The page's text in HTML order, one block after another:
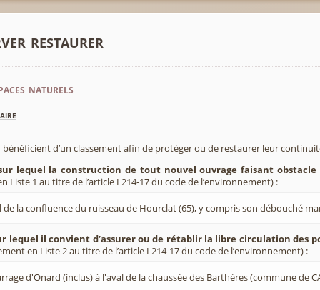
restaurer
naturels
bénéficient d’un classement afin de protéger ou de restaurer leur
lequel la construction de tout nouvel ouvrage faisant
Liste 1 au titre de l’article L214-17 du code de l’environnement) :
de la confluence du ruisseau de Hourclat (65), y compris son débouché
lequel il convient d’assurer ou de rétablir la libre circulation des
en Liste 2 au titre de l’article L214-17 du code de l’environnement) :
d'Onard (inclus) à l'aval de la chaussée des Barthères (commune de